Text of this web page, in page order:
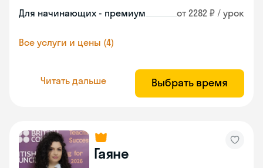
Для начинающих - премиум от 2282 ₽ / урок
Все услуги и цены (4)
Читать дальше Выбрать время
Гаяне